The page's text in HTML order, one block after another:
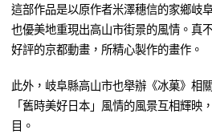
這部作品是以原作者米澤穗信的家鄉岐
也優美地重現出高山市街景的風情。真
好評的京都動畫，所精心製作的畫作。
此外，岐阜縣高山市也舉辦《冰菓》相
「舊時美好日本」風情的風景互相輝映
目。